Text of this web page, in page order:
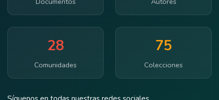
28
Comunidades
75
Colecciones